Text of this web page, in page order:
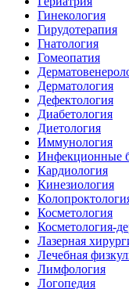
Гинекология
Гирудотерапия
Гнатология
Гомеопатия
Дерматология
Дефектология
Диабетология
Диетология
Иммунология
Инфекционные
Кардиология
Кинезиология
Косметология
Косметология-
Лазерная
Лечебная
Лимфология
Логопедия